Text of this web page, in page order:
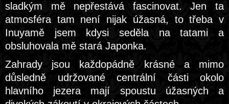
sladkým mě nepřestává fascinovat. Jen ta
atmosféra tam není nijak úžasná, to třeba v
Inuyamě jsem kdysi seděla na tatami a
obsluhovala mě stará Japonka.
Zahrady jsou každopádně krásné a mimo
důsledně udržované centrální části okolo
hlavního jezera mají spoustu úžasných a